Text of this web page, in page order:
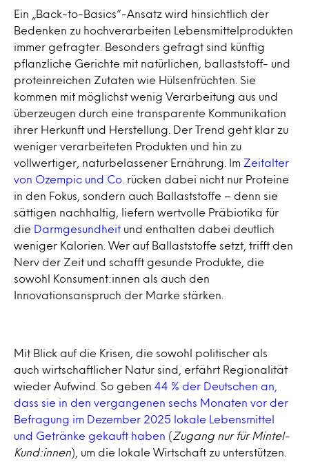
Ein „Back-to-Basics“-Ansatz wird hinsichtlich der
Bedenken zu hochverarbeiten Lebensmittelprodukten
immer gefragter. Besonders gefragt sind künftig
pflanzliche Gerichte mit natürlichen, ballaststoff- und
proteinreichen Zutaten wie Hülsenfrüchten. Sie
kommen mit möglichst wenig Verarbeitung aus und
überzeugen durch eine transparente Kommunikation
ihrer Herkunft und Herstellung. Der Trend geht klar zu
weniger verarbeiteten Produkten und hin zu
vollwertiger, naturbelassener Ernährung. Im Zeitalter
von Ozempic und Co.
rücken dabei nicht nur Proteine
in den Fokus, sondern auch Ballaststoffe – denn sie
sättigen nachhaltig, liefern wertvolle Präbiotika für
die Darmgesundheit und enthalten dabei deutlich
weniger Kalorien. Wer auf Ballaststoffe setzt, trifft den
Nerv der Zeit und schafft gesunde Produkte, die
sowohl Konsument:innen als auch den
Innovationsanspruch der Marke stärken.
Mit Blick auf die Krisen, die sowohl politischer als
auch wirtschaftlicher Natur sind, erfährt Regionalität
wieder Aufwind. So geben 44 % der Deutschen an,
dass sie in den vergangenen sechs Monaten vor der
Befragung im Dezember 2025 lokale Lebensmittel
und Getränke gekauft haben ( Zugang nur für Mintel-
Kund:innen), um die lokale Wirtschaft zu unterstützen.